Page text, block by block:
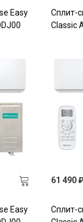
Easy
Сплит-
Classic
Easy
61 490
Сплит-